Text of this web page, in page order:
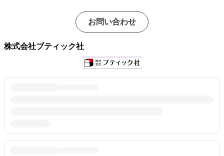
お問い合わせ
株式会社ブティック社